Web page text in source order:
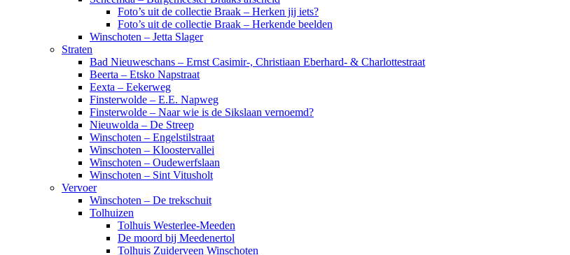
Foto’s uit de collectie Braak – Herken jij iets?
Foto’s uit de collectie Braak – Herkende beelden
Winschoten – Jetta Slager
Straten
Bad Nieuweschans – Ernst Casimir-, Christiaan Eberhard- & Charlottestraat
Beerta – Etsko Napstraat
Eexta – Eekerweg
Finsterwolde – E.E. Napweg
Finsterwolde – Naar wie is de Sikslaan vernoemd?
Nieuwolda – De Streep
Winschoten – Engelstilstraat
Winschoten – Kloostervallei
Winschoten – Oudewerfslaan
Winschoten – Sint Vitusholt
Vervoer
Winschoten – De trekschuit
Tolhuizen
Tolhuis Westerlee-Meeden
De moord bij Meedenertol
Tolhuis Zuiderveen Winschoten